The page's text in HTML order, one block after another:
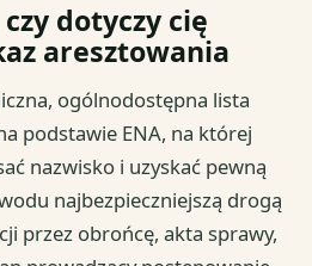
dotyczy cię
aresztowania
ogólnodostępna lista
podstawie ENA, na której
nazwisko i uzyskać pewną
najbezpieczniejszą drogą
przez obrońcę, akta sprawy,